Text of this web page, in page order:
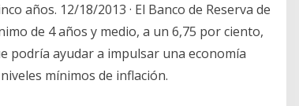
años. 12/18/2013 · El Banco de Reserva de
de 4 años y medio, a un 6,75 por ciento,
podría ayudar a impulsar una economía
mínimos de inflación.